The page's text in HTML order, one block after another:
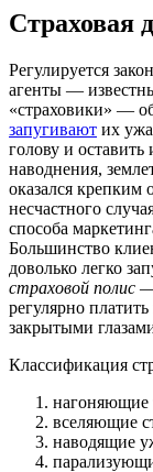
Страховая
Регулируется
агенты —
«страховики» —
запугивают их
голову и
наводнения,
оказался крепким
несчастного
способа
Большинство
доволько легко
страховой полис —
регулярно
закрытыми
Классификация
нагоняющие
вселяющие
наводящие